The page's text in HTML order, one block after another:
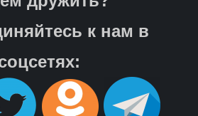
к нам в